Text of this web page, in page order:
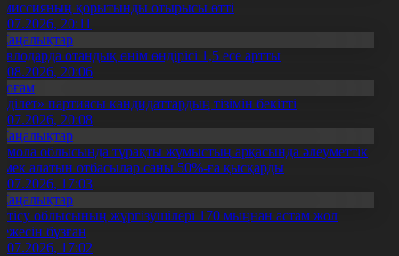
қорытынды отырысы өтті
20:11
отандық өнім өндірісі 1,5 есе артты
20:06
партиясы кандидаттардың тізімін бекітті
20:08
облысында тұрақты жұмыстың арқасында әлеуметтік
алатын отбасылар саны 50%-ға қысқарды
17:03
облысының жүргізушілері 170 мыңнан астам жол
бұзған
17:02